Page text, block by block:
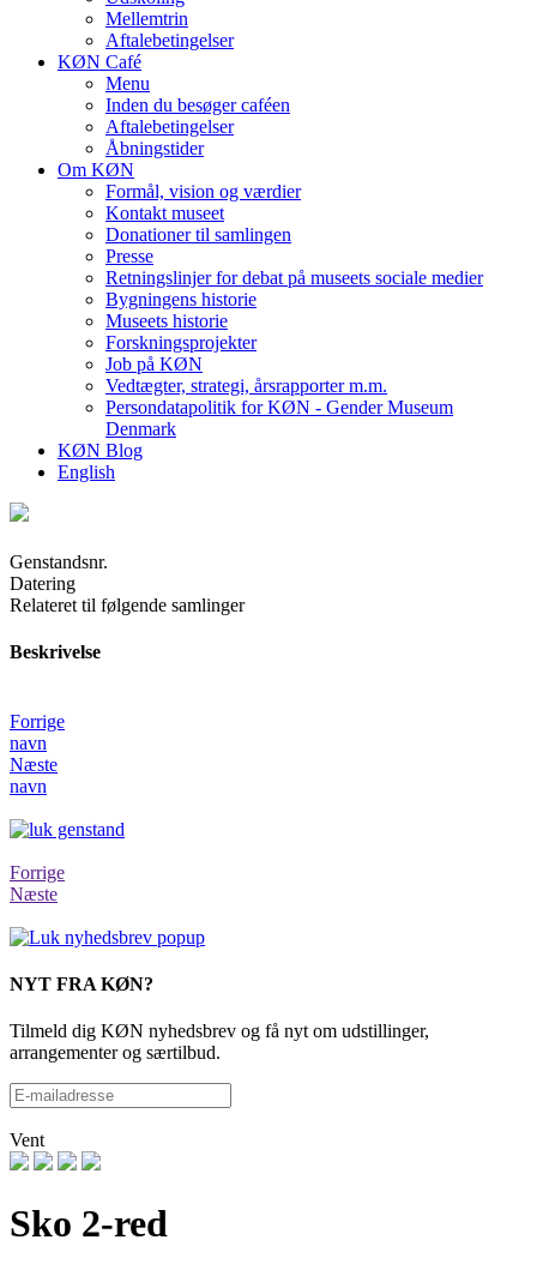
Mellemtrin
Aftalebetingelser
KØN Café
Menu
Inden du besøger caféen
Aftalebetingelser
Åbningstider
Om KØN
Formål, vision og værdier
Kontakt museet
Donationer til samlingen
Presse
Retningslinjer for debat på museets sociale medier
Bygningens historie
Museets historie
Forskningsprojekter
Job på KØN
Vedtægter, strategi, årsrapporter m.m.
Persondatapolitik for KØN - Gender Museum
Denmark
KØN Blog
English
Genstandsnr.
Datering
Relateret til følgende samlinger
Beskrivelse
Forrige
navn
Næste
navn
Forrige
Næste
NYT FRA KØN?
Tilmeld dig KØN nyhedsbrev og få nyt om udstillinger,
arrangementer og særtilbud.
Vent
Sko 2-red